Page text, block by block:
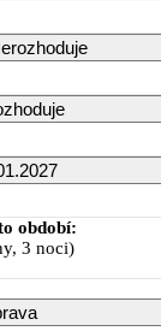
Leden 2027
ST ČT PÁ
období:
3 noci)